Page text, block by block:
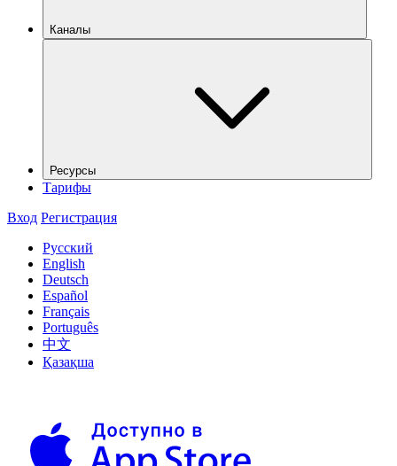
Каналы
Ресурсы
Тарифы
Вход Регистрация
Русский
English
Deutsch
Español
Français
Português
中文
Қазақша